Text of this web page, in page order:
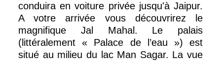
conduira en voiture privée jusqu'à Jaipur.
A votre arrivée vous découvrirez le
magnifique Jal Mahal. Le palais
(littéralement « Palace de l’eau ») est
situé au milieu du lac Man Sagar. La vue